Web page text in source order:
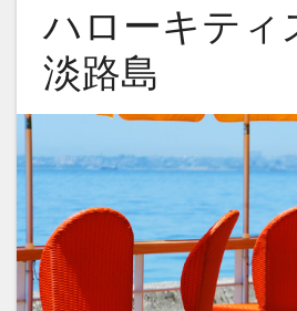
ハローキティ
淡路島